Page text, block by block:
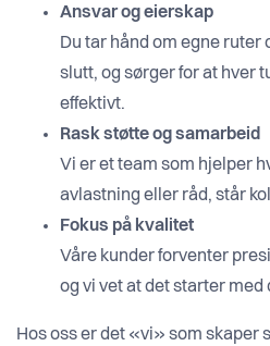
Ansvar og eierskap
Du tar hånd om egne ruter
slutt, og sørger for at hver
effektivt.
Rask støtte og samarbeid
Vi er et team som hjelper
avlastning eller råd, står
Fokus på kvalitet
Våre kunder forventer
og vi vet at det starter med
Hos oss er det «vi» som skaper